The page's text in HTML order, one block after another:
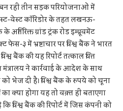
बन रही तीन सड़क परियोजनाओं में
वेस्ट कॉरिडोर के तहत लखनऊ-
ग्रांड ट्रंक रोड इम्प्रूवमेंट
३ में भ्रष्टाचार पर विश्व बैंक ने भारत
बैंक की यह रिपोर्ट तत्काल वित्त
मंत्रालय ने कार्रवाई के आदेश के साथ
को भेज दी है। विश्व बैंक के रुपये को चूना
क्या होगा यह तो वक़्त ही बताएगा
विश्व बैंक की रिपोर्ट में जिस कंपनी को